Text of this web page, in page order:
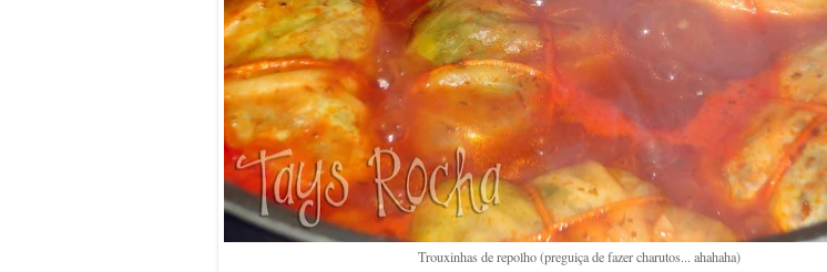
Trouxinhas de repolho (preguiça de fazer charutos... ahahaha)